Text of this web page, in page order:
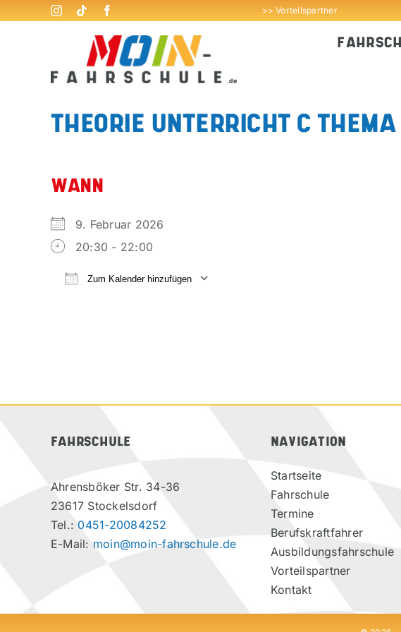
>> Vorteilspartner
THEORIE UNTERRICHT C
WANN
9. Februar 2026
20:30 - 22:00
Zum Kalender hinzufügen
FAHRSCHULE
Ahrensböker Str. 34-36
23617 Stockelsdorf
Tel.:0451-20084252
E-Mail: moin@moin-fahrschule.de
NAVIGATION
Startseite
Fahrschule
Termine
Berufskraftfahrer
Ausbildungsfahrschule
Vorteilspartner
Kontakt